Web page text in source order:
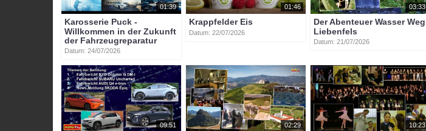
01:39
Karosserie Puck -
Willkommen in der Zukunft
der Fahrzeugreparatur
Datum: 24/07/2026
01:46
Krappfelder Eis
Datum: 22/07/2026
03:33
Der Abenteuer Wasser Weg
Liebenfels
Datum: 21/07/2026
09:51 02:29 10:23